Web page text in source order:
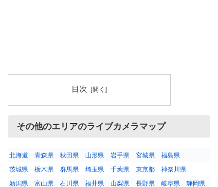
目次
その他のエリアのライブカメラマップ
北海道 青森県 秋田県 山形県 岩手県 宮城県
福島県
茨城県
栃木県 群馬県 埼玉県 千葉県 東京都
神奈川県
新潟県
富山県 石川県 福井県 山梨県 長野県 岐阜県
静岡県